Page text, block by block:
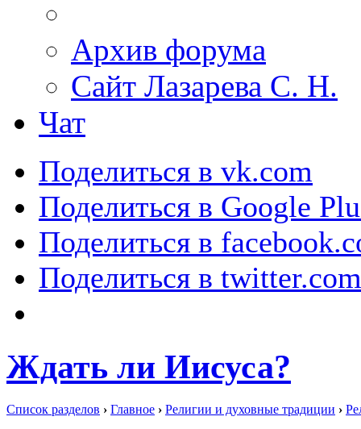
Архив форума
Сайт Лазарева С. Н.
Чат
Поделиться в vk.com
Поделиться в Google
Поделиться в
Поделиться в twitter.com
Ждать ли Иисуса?
Список разделов › Главное › Религии и духовные традиции ›